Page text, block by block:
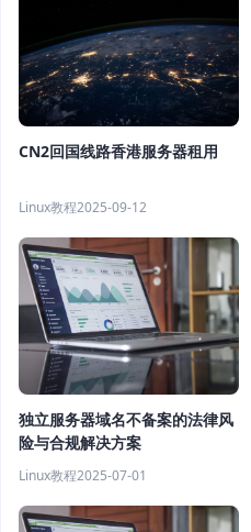
CN2回国线路香港服务器租用
Linux教程2025-09-12
独立服务器域名不备案的法律风
险与合规解决方案
Linux教程2025-07-01